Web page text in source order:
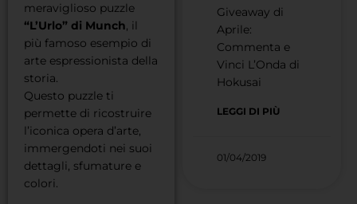
meraviglioso puzzle
“L’Urlo” di Munch, il
più famoso esempio di
arte espressionista della
storia.
Questo puzzle ti
permette di ricostruire
l’iconica opera d’arte,
immergendoti nei suoi
dettagli, sfumature e
colori.
Giveaway di
Aprile:
Commenta e
Vinci L’Onda di
Hokusai
LEGGI DI PIÙ
01/04/2019